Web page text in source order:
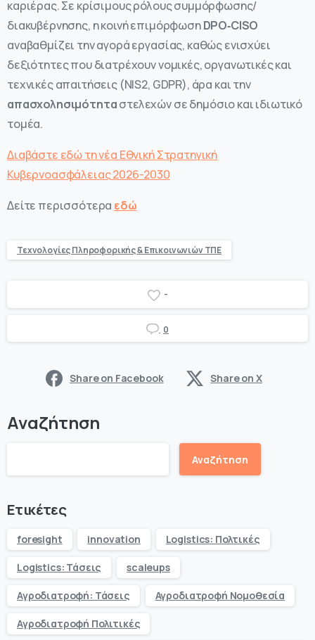
καριέρας. Σε κρίσιμους ρόλους συμμόρφωσης/
διακυβέρνησης, η κοινή επιμόρφωσηDPO‑CISO
αναβαθμίζει την αγορά εργασίας, καθώς ενισχύει
δεξιότητες που διατρέχουν νομικές, οργανωτικές και
τεχνικές απαιτήσεις (NIS2, GDPR), άρα και την
απασχολησιμότηταστελεχών σε δημόσιο και ιδιωτικό
τομέα.
Διαβάστε εδώ τη νέα Εθνική Στρατηγική
Κυβερνοασφάλειας 2026-2030
Δείτε περισσότερα εδώ
Τεχνολογίες Πληροφορικής & Επικοινωνιών ΤΠΕ
-
0
Share on Facebook Share on X
Αναζήτηση
Αναζήτηση
Ετικέτες
foresight innovation Logistics: Πολτικές
Logistics: Τάσεις scaleups
Αγροδιατροφή: Τάσεις Αγροδιατροφή Νομοθεσία
Αγροδιατροφή Πολιτικές